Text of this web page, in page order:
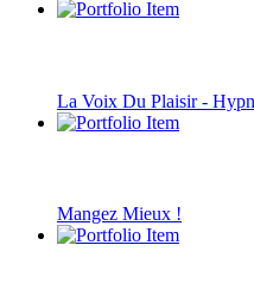
La Voix Du Plaisir -
Mangez Mieux !